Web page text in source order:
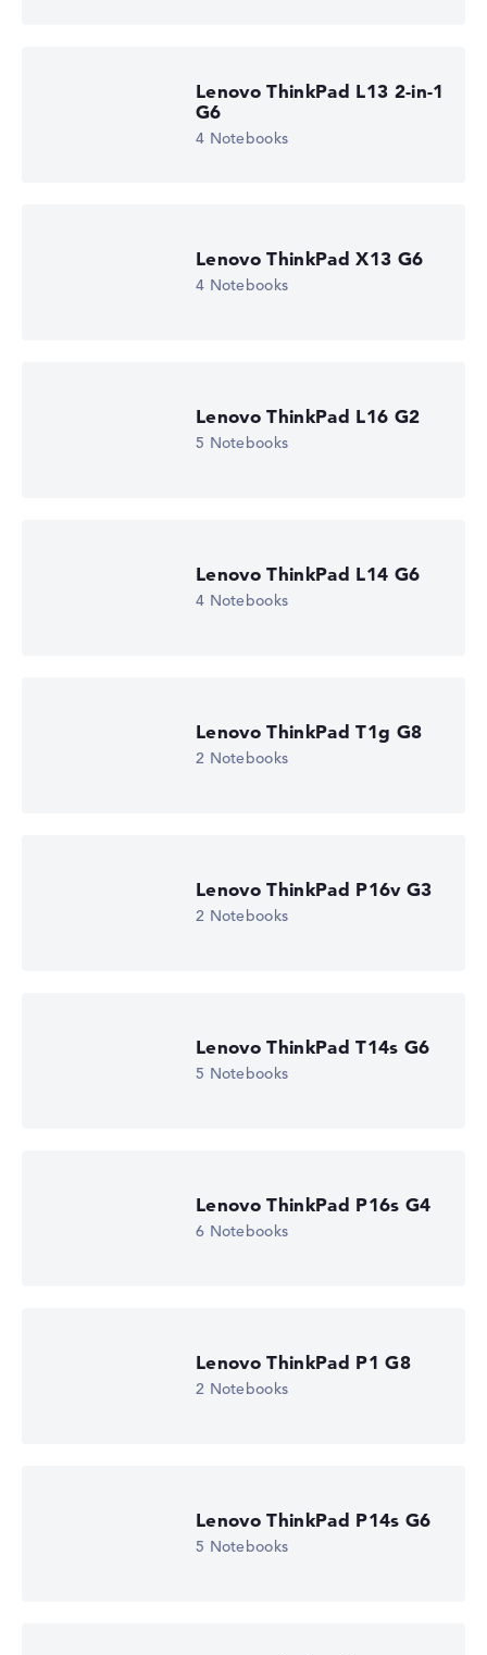
Lenovo ThinkPad L13 2-in-1
G6
4 Notebooks
Lenovo ThinkPad X13 G6
4 Notebooks
Lenovo ThinkPad L16 G2
5 Notebooks
Lenovo ThinkPad L14 G6
4 Notebooks
Lenovo ThinkPad T1g G8
2 Notebooks
Lenovo ThinkPad P16v G3
2 Notebooks
Lenovo ThinkPad T14s G6
5 Notebooks
Lenovo ThinkPad P16s G4
6 Notebooks
Lenovo ThinkPad P1 G8
2 Notebooks
Lenovo ThinkPad P14s G6
5 Notebooks